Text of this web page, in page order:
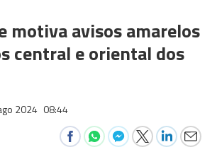
motiva avisos amarelos
central e oriental dos
2024 08:44